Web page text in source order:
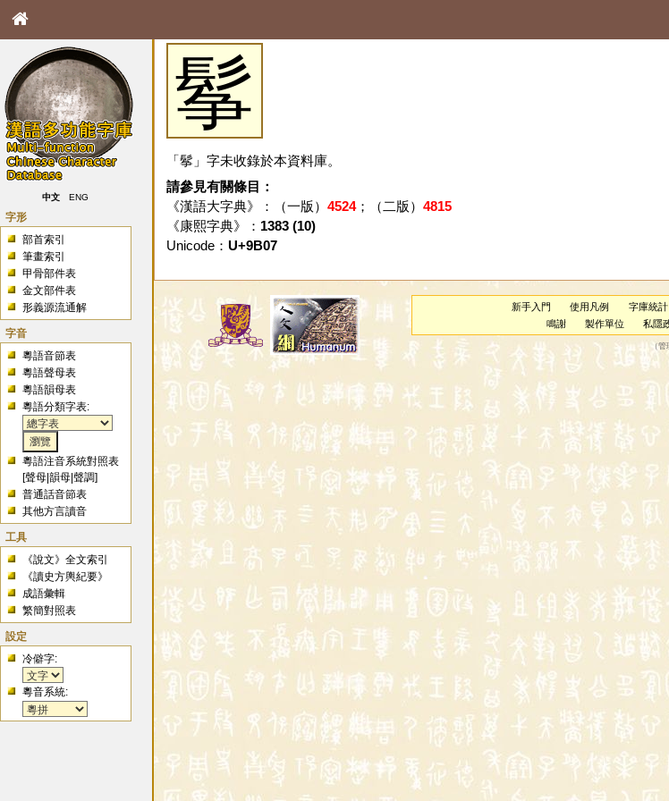
中文 ENG
字形
部首索引
筆畫索引
甲骨部件表
金文部件表
形義源流通解
字音
粵語音節表
粵語聲母表
粵語韻母表
粵語分類字表:
粵語注音系統對照表
[聲母 |韻母 |聲調]
普通話音節表
其他方言讀音
工具
《說文》全文索引
《讀史方輿紀要》
成語彙輯
繁簡對照表
設定
冷僻字:
粵音系統:
鬇
「鬇」字未收錄於本資料庫。
請參見有關條目：
《漢語大字典》：（一版） 4524；（二版） 4815
《康熙字典》： 1383 (10)
Unicode： U+9B07
新手入門 使用凡例 字庫統計
鳴謝
製作單位 私隱
（管